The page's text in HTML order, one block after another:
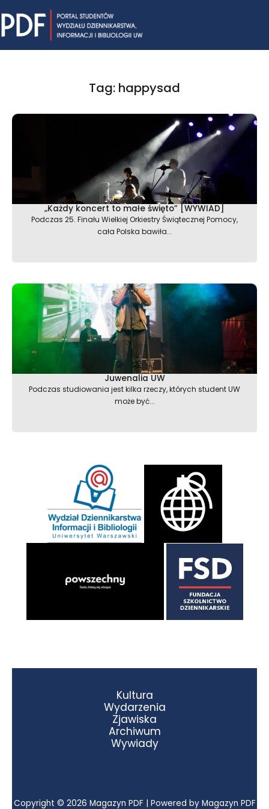
to
content
Tag: happysad
„Każdy koncert to małe święto” [WYWIAD]
Podczas 25. Finału Wielkiej Orkiestry Świątecznej Pomocy,
cała Polska bawiła...
Juwenalia UW
Podczas studiowania jest kilka rzeczy, których student UW
może być...
Kultura
Wydarzenia
Zjawiska
Archiwum
Wywiady
Copyright © 2026 Magazyn PDF | Powered by Magazyn PDF